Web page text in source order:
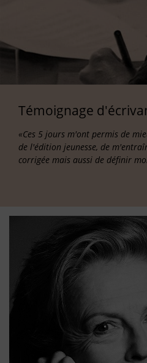
Témoignage
«Ces 5 jours m'ont permis de
de l'édition jeunesse, de
corrigée mais aussi de définir